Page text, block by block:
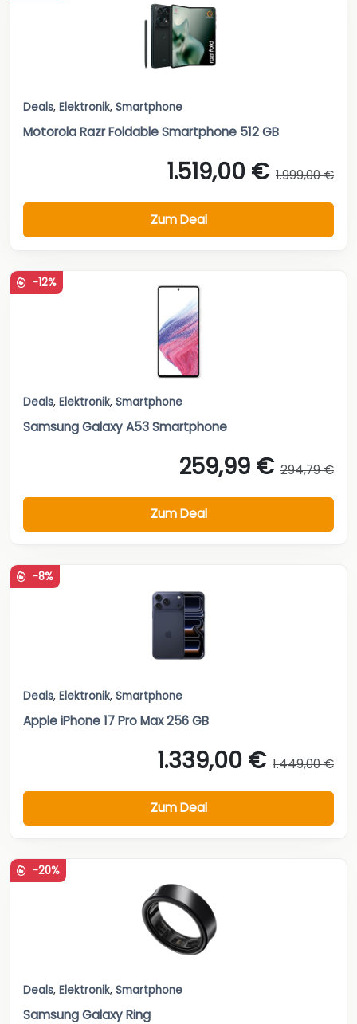
Deals, Elektronik, Smartphone
Motorola Razr Foldable Smartphone 512 GB
1.519,00 € 1.999,00 €
Zum Deal
-12%
Deals, Elektronik, Smartphone
Samsung Galaxy A53 Smartphone
259,99 € 294,79 €
Zum Deal
-8%
Deals, Elektronik, Smartphone
Apple iPhone 17 Pro Max 256 GB
1.339,00 € 1.449,00 €
Zum Deal
-20%
Deals, Elektronik, Smartphone
Samsung Galaxy Ring